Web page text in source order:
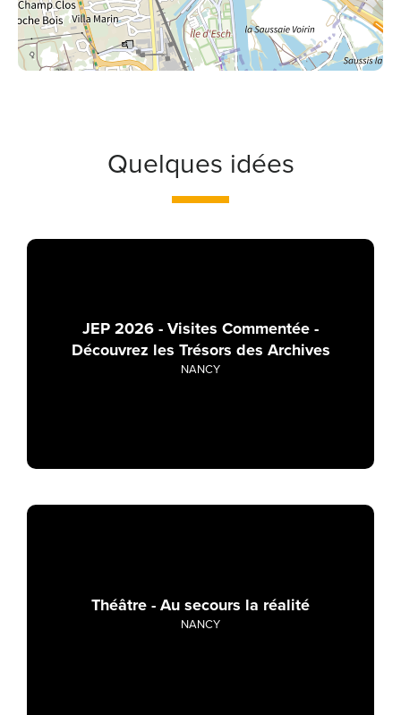
Quelques idées
JEP 2026 - Visites Commentée -
Découvrez les Trésors des Archives
NANCY
Théâtre - Au secours la réalité
NANCY